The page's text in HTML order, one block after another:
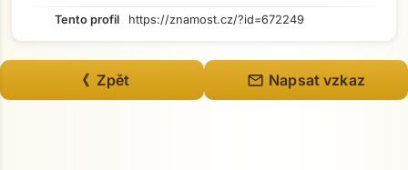
Tento profil
https://znamost.cz/?id=672249
《 Zpět mail Napsat vzkaz